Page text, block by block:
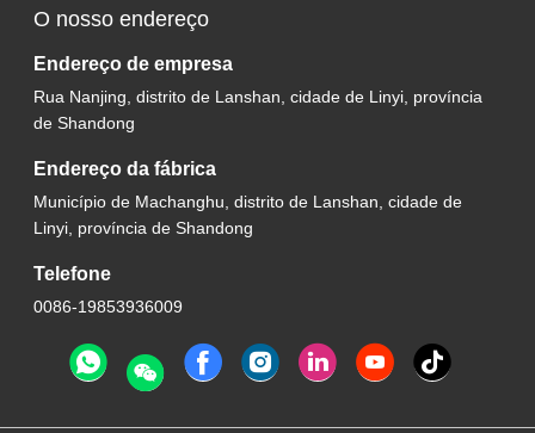
O nosso endereço
Endereço de empresa
Rua Nanjing, distrito de Lanshan, cidade de Linyi, província
de Shandong
Endereço da fábrica
Município de Machanghu, distrito de Lanshan, cidade de
Linyi, província de Shandong
Telefone
0086-19853936009